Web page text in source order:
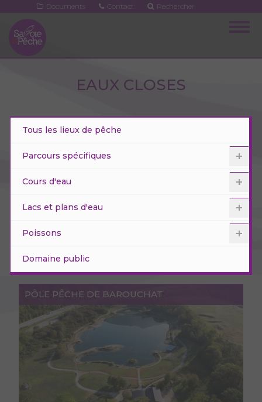
contenu
principal
Documents Contact Rechercher
EAUX CLOSES
Tous les lieux de pêche
Parcours spécifiques
Cours d'eau
Lacs et plans d'eau
Poissons
Domaine public
PÔLE PÊCHE DE BAROUCHAT